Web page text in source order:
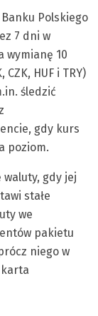
Polskiego
7 dni w
wymianę 10
CZK, HUF i TRY)
śledzić
gdy kurs
poziom.
gdy jej
stałe
we
pakietu
niego w